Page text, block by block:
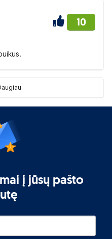
10
Daugiau
į jūsų pašto